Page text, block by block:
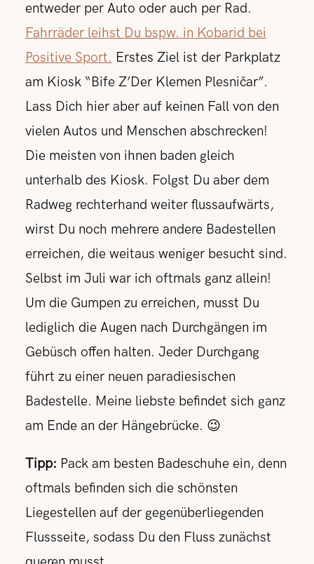
entweder per Auto oder auch per Rad.
Fahrräder leihst Du bspw. in Kobarid bei
Positive Sport. Erstes Ziel ist der Parkplatz
am Kiosk “Bife Z’Der Klemen Plesničar”.
Lass Dich hier aber auf keinen Fall von den
vielen Autos und Menschen abschrecken!
Die meisten von ihnen baden gleich
unterhalb des Kiosk. Folgst Du aber dem
Radweg rechterhand weiter flussaufwärts,
wirst Du noch mehrere andere Badestellen
erreichen, die weitaus weniger besucht sind.
Selbst im Juli war ich oftmals ganz allein!
Um die Gumpen zu erreichen, musst Du
lediglich die Augen nach Durchgängen im
Gebüsch offen halten. Jeder Durchgang
führt zu einer neuen paradiesischen
Badestelle. Meine liebste befindet sich ganz
am Ende an der Hängebrücke. 😉
Tipp: Pack am besten Badeschuhe ein, denn
oftmals befinden sich die schönsten
Liegestellen auf der gegenüberliegenden
Flussseite, sodass Du den Fluss zunächst